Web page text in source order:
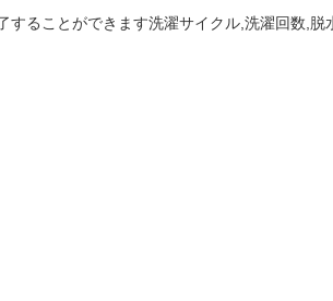
ることができます洗濯サイクル,洗濯回数,脱